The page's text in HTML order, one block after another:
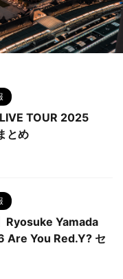
TOUR 2025
とめ
Ryosuke Yamada
Are You Red.Y? セ